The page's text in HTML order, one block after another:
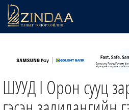
ТВ8
ӨГЛӨӨНИЙ СОНИН
АУДИО ЗОХИОЛ
ШУУД I Орон сууц